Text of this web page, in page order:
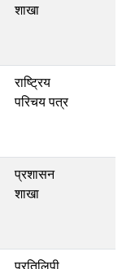
शाखा
राष्ट्रिय
परिचय पत्र
प्रशासन
शाखा